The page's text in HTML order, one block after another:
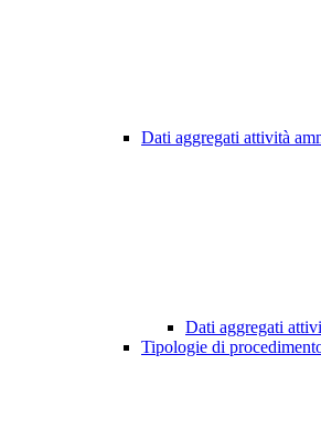
Dati aggregati attività
Dati aggregati
Tipologie di